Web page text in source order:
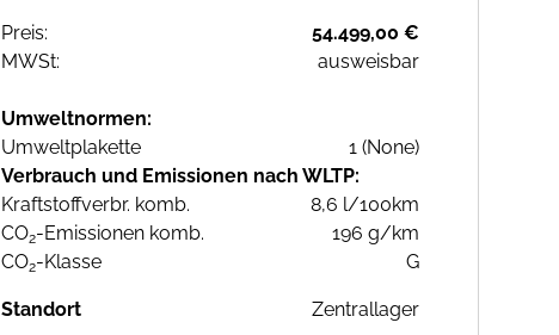
Preis:
54.499,00 €
MWSt:
ausweisbar
Umweltnormen:
Umweltplakette
1 (None)
Verbrauch und Emissionen nach WLTP:
Kraftstoffverbr. komb.
8,6 l/100km
CO2-Emissionen komb.
196 g/km
CO2-Klasse G
Standort Zentrallager